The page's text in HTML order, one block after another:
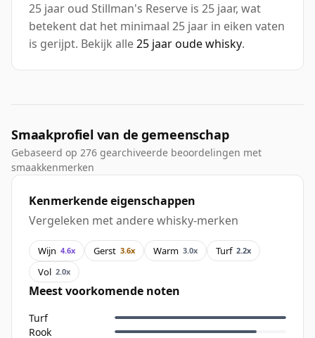
25 jaar oud Stillman's Reserve is 25 jaar, wat
betekent dat het minimaal 25 jaar in eiken vaten
is gerijpt. Bekijk alle25 jaar oude whisky.
Smaakprofiel van de gemeenschap
Gebaseerd op 276 gearchiveerde beoordelingen met
smaakkenmerken
Kenmerkende eigenschappen
Vergeleken met andere whisky-merken
Wijn 4.6x Gerst 3.6x Warm 3.0x Turf 2.2x
Vol 2.0x
Meest voorkomende noten
Turf
Rook